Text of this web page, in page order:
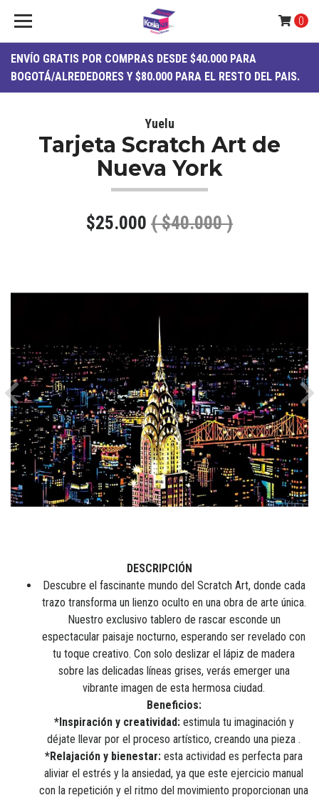
ENVÍO GRATIS POR COMPRAS DESDE $40.000 PARA
BOGOTÁ/ALREDEDORES Y $80.000 PARA EL RESTO DEL PAIS.
0
Yuelu
Tarjeta Scratch Art de
Nueva York
$25.000 ( $40.000 )
Previous
DESCRIPCIÓN
Descubre el fascinante mundo del Scratch Art, donde cada
trazo transforma un lienzo oculto en una obra de arte única.
Nuestro exclusivo tablero de rascar esconde un
espectacular paisaje nocturno, esperando ser revelado con
tu toque creativo. Con solo deslizar el lápiz de madera
sobre las delicadas líneas grises, verás emerger una
vibrante imagen de esta hermosa ciudad.
Beneficios:
*Inspiración y creatividad:estimula tu imaginación y
déjate llevar por el proceso artístico, creando una pieza .
*Relajación y bienestar: esta actividad es perfecta para
aliviar el estrés y la ansiedad, ya que este ejercicio manual
con la repetición y el ritmo del movimiento proporcionan una